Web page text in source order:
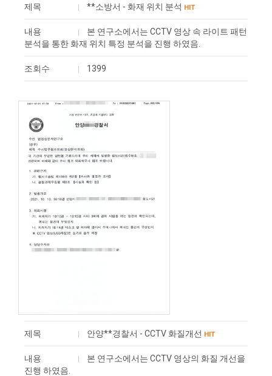
제목 **소방서 - 화재 위치 분석 HIT
내용
본 연구소에서는 CCTV 영상 속 라이트 패턴
분석을 통한 화재 위치 특정 분석을 진행 하였음.
조회수 1399
제목 안양**경찰서 - CCTV 화질개선 HIT
내용
본 연구소에서는 CCTV 영상의 화질 개선을
진행 하였음.